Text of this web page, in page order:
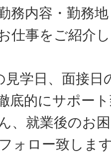
務内容・勤務
仕事をご紹介
学日、面接日
底的にサポー
、就業後のお
ォロー致しま